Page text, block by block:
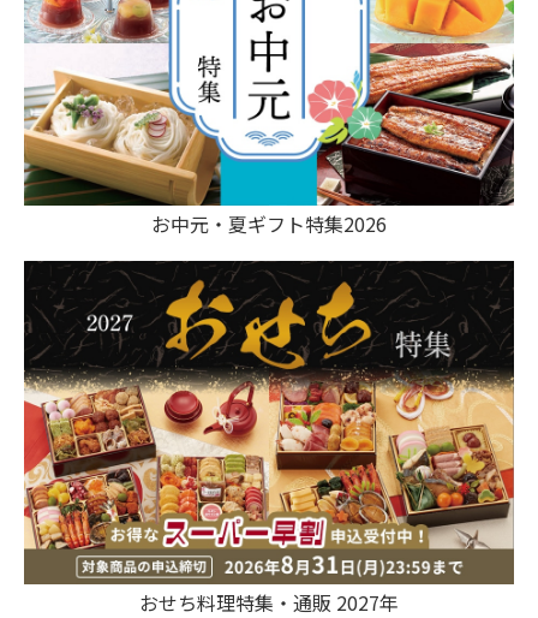
お中元・夏ギフト特集2026
おせち料理特集・通販 2027年